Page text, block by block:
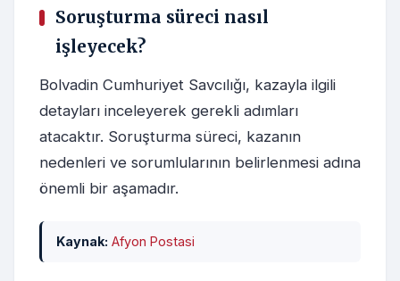
Soruşturma süreci nasıl
işleyecek?
Bolvadin Cumhuriyet Savcılığı, kazayla ilgili
detayları inceleyerek gerekli adımları
atacaktır. Soruşturma süreci, kazanın
nedenleri ve sorumlularının belirlenmesi adına
önemli bir aşamadır.
Kaynak: Afyon Postasi